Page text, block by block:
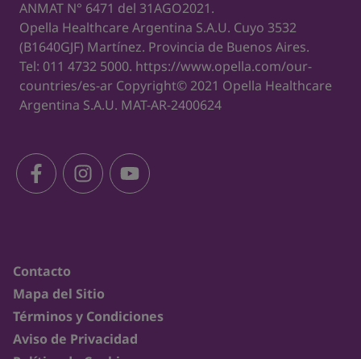
sudden temperature changes. J Allergy Clin
Immunol. 2006 Nov;118(5):1126-32.
ANMAT N° 6471 del 31AGO2021.
Opella Healthcare Argentina S.A.U. Cuyo 3532
(B1640GJF) Martínez. Provincia de Buenos Aires.
Tel: 011 4732 5000. https://www.opella.com/our-
countries/es-ar Copyright© 2021 Opella Healthcare
Argentina S.A.U. MAT-AR-2400624
Contacto
Mapa del Sitio
Términos y Condiciones
Aviso de Privacidad